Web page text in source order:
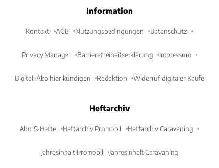
Information
Kontakt AGB Nutzungsbedingungen Datenschutz
Privacy Manager Barrierefreiheitserklärung Impressum
Digital-Abo hier kündigen Redaktion Widerruf digitaler Käufe
Heftarchiv
Abo & Hefte Heftarchiv Promobil Heftarchiv Caravaning
Jahresinhalt Promobil Jahresinhalt Caravaning